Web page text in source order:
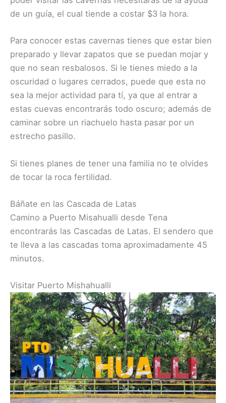
de un guía, el cual tiende a costar $3 la hora.
Para conocer estas cavernas tienes que estar bien
preparado y llevar zapatos que se puedan mojar y
que no sean resbalosos. Si le tienes miedo a la
oscuridad o lugares cerrados, puede que esta no
sea la mejor actividad para tí, ya que al entrar a
estas cuevas encontrarás todo oscuro; además de
caminar sobre un riachuelo hasta pasar por un
estrecho pasillo.
Si tienes planes de tener una familia no te olvides
de tocar la roca fertilidad.
Báñate en las Cascada de Latas
Camino a Puerto Misahualli desde Tena
encontrarás las Cascadas de Latas. El sendero que
te lleva a las cascadas toma aproximadamente 45
minutos.
Visitar Puerto Mishahualli